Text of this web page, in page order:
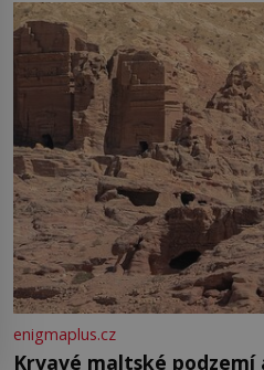
enigmaplus.cz
Krvavé maltské